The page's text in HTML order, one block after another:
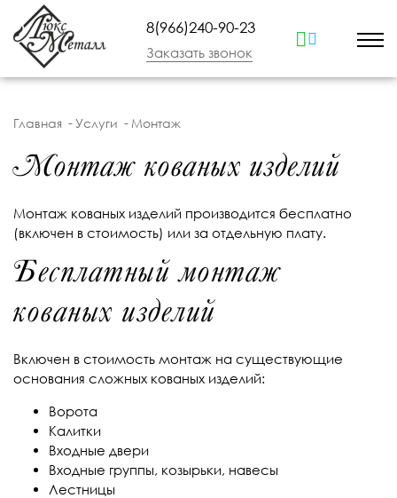
8(966)240-90-23
Заказать звонок
Главная Услуги Монтаж
Монтаж кованых изделий
Монтаж кованых изделий производится бесплатно
(включен в стоимость) или за отдельную плату.
Бесплатный монтаж
кованых изделий
Включен в стоимость монтаж на существующие
основания сложных кованых изделий:
Ворота
Калитки
Входные двери
Входные группы, козырьки, навесы
Лестницы